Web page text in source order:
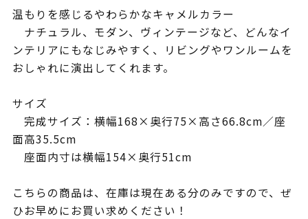
温もりを感じるやわらかなキャメルカラー
ナチュラル、モダン、ヴィンテージなど、どんなイ
ンテリアにもなじみやすく、リビングやワンルームを
おしゃれに演出してくれます。
サイズ
完成サイズ：横幅168×奥行75×高さ66.8cm／座
面高35.5cm
座面内寸は横幅154×奥行51cm
こちらの商品は、在庫は現在ある分のみですので、ぜ
ひお早めにお買い求めください！